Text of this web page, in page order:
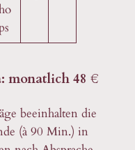
monatlich 48 €
beeinhalten die
(à 90 Min.) in